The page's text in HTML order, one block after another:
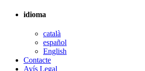
idioma
català
español
English
Contacte
Avís Legal